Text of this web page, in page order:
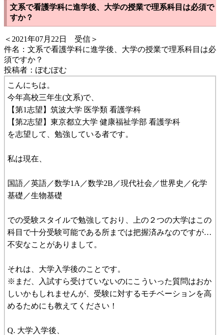
文系で看護学科に進学後、大学の授業で理系科目は必須で
すか？
＜2021年07月22日 受信＞
件名：文系で看護学科に進学後、大学の授業で理系科目は必
須ですか？
投稿者：ぽむぽむ
こんにちは。
今年高校三年生(文系)で、
【第1志望】筑波大学 医学類 看護学科
【第2志望】東京都立大学 健康福祉学部 看護学科
を志望して、勉強している者です。
私は現在、
国語／英語／数学1A／数学2B／現代社会／世界史／化学
基礎／生物基礎
での受験スタイルで勉強しており、上の２つの大学はこの
科目で十分受験可能である所までは把握済みなのですが…
不安なことがありまして。
それは、大学入学後のことです。
※まだ、入試すら受けていないのにこういった質問はおか
しいかもしれませんが、受験に対するモチベーションを高
めるためにも教えてください！
Q. 大学入学後、